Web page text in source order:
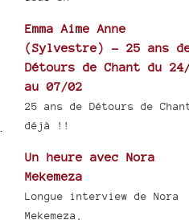
Emma Aime Anne
(Sylvestre) - 25 ans
Détours de Chant du
au 07/02
25 ans de Détours de
déjà !!
Un heure avec Nora
Mekemeza
Longue interview de Nora
Mekemeza,